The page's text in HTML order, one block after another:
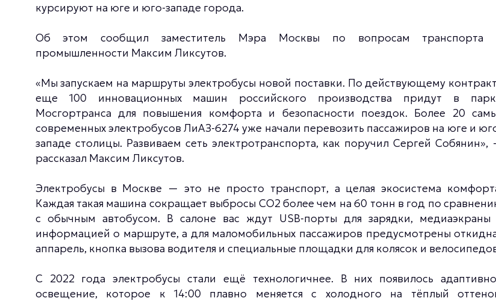
курсируют на юге и юго-западе города.
Об этом сообщил заместитель Мэра Москвы по вопросам транспорта
промышленности Максим Ликсутов.
«Мы запускаем на маршруты электробусы новой поставки. По действующему
еще 100 инновационных машин российского производства придут в
Мосгортранса для повышения комфорта и безопасности поездок. Более 20
современных электробусов ЛиАЗ-6274 уже начали перевозить пассажиров на юге и
западе столицы. Развиваем сеть электротранспорта, как поручил Сергей Собянин»,
рассказал Максим Ликсутов.
Электробусы в Москве — это не просто транспорт, а целая экосистема
Каждая такая машина сокращает выбросы CO2 более чем на 60 тонн в год по
с обычным автобусом. В салоне вас ждут USB-порты для зарядки, медиаэкраны
информацией о маршруте, а для маломобильных пассажиров предусмотрены
аппарель, кнопка вызова водителя и специальные площадки для колясок и
С 2022 года электробусы стали ещё технологичнее. В них появилось
освещение, которое к 14:00 плавно меняется с холодного на тёплый